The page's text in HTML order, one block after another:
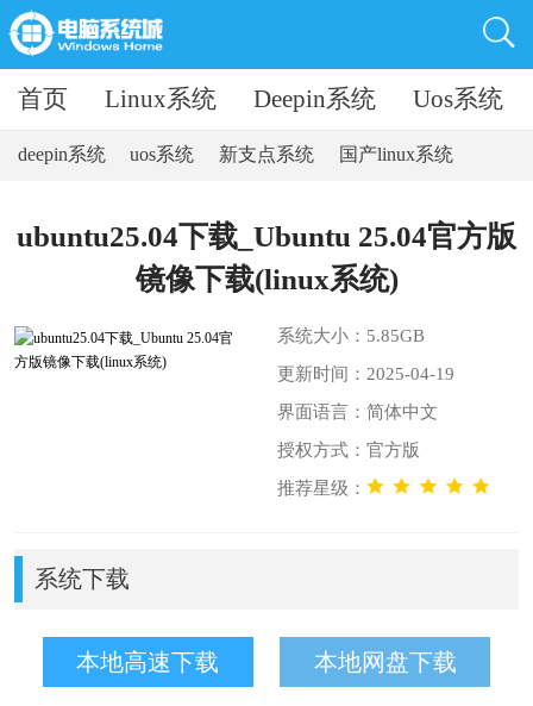
首页 Linux系统 Deepin系统 Uos系统
deepin系统 uos系统 新支点系统 国产linux系统
ubuntu25.04下载_Ubuntu 25.04官方版
镜像下载(linux系统)
系统大小：5.85GB
更新时间：2025-04-19
界面语言：简体中文
授权方式：官方版
推荐星级：
系统下载
本地高速下载 本地网盘下载